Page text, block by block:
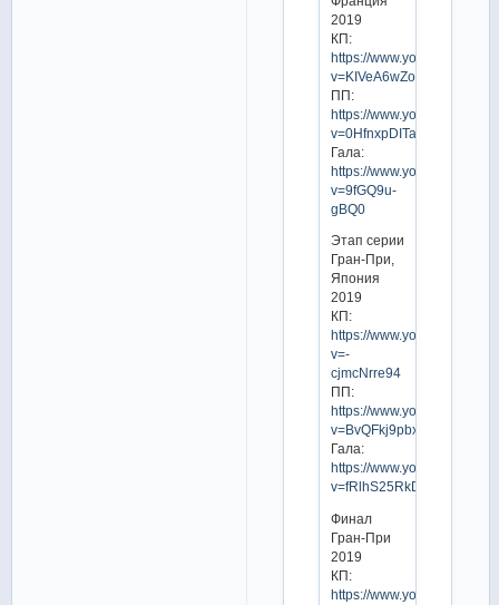
2019
КП:
https://www.youtube.com/
v=KIVeA6wZoXw
ПП:
https://www.youtube.com/
v=0HfnxpDITag
Гала:
https://www.youtube.com/
v=9fGQ9u-
gBQ0
Этап серии
Гран-При,
Япония
2019
КП:
https://www.youtube.com/
v=-
cjmcNrre94
ПП:
https://www.youtube.com/
v=BvQFkj9pbxs
Гала:
https://www.youtube.com/
v=fRlhS25RkDY
Финал
Гран-При
2019
КП:
https://www.youtube.com/